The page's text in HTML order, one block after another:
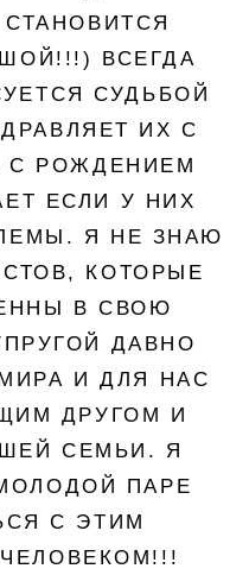
ВСЕГДА
СУДЬБОЙ
ИХ С
РОЖДЕНИЕМ
ЕСЛИ У НИХ
Я НЕ ЗНАЮ
КОТОРЫЕ
В СВОЮ
ДАВНО
И ДЛЯ НАС
ДРУГОМ И
СЕМЬИ. Я
ПАРЕ
С ЭТИМ